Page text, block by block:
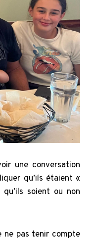
une conversation
qu’ils étaient «
soient ou non
ne pas tenir compte